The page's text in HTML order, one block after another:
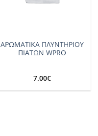
ΑΡΩΜΑΤΙΚΑ ΠΛΥΝΤΗΡΙΟΥ
ΠΙΑΤΩΝ WPRO
7.00€